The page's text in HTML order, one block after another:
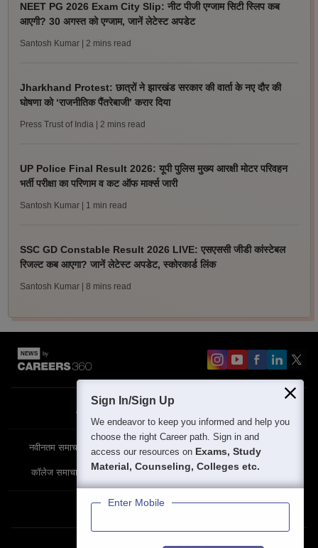
NEET PG 2026 Exam City Slip: नीट पीजी एग्जाम सिटी स्लिप कब
आएगी? 30 अगस्त को एग्जाम, जानें लेटेस्ट अपडेट
Santosh Kumar | 2 mins read
Jharkhand Protest: छात्रों ने झारखंड सरकार की वार्ता के नए दौर की
घोषणा को ‘राजनीतिक पैंतरेबाजी’ करार दिया
Press Trust of India | 2 mins read
UP Police Final Result 2026: यूपी पुलिस मुख्य आरक्षी मोटर परिवहन
भर्ती परीक्षा का परिणाम व कट ऑफ मार्क्स जारी
Santosh Kumar | 1 min read
SSC GD Constable Result 2026 LIVE: एसएससी जीडी कांस्टेबल
रिजल्ट कब आएगा? जानें लेटेस्ट अपडेट, स्कोरकार्ड लिंक
Santosh Kumar | 8 mins read
About Contact Us Site Map
नवीनतम समाचार विशेष समाचार परीक्षा समाचार
कॉलेज समाचार
Privacy Policy Terms & Condition
Sign In/Sign Up
We endeavor to keep you informed and help you
choose the right Career path. Sign in and
access our resources on Exams, Study
Material, Counseling, Colleges etc.
Enter Mobile